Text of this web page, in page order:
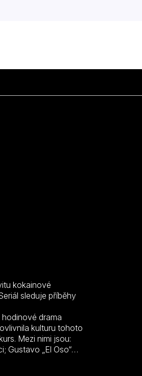
kokainové
sleduje příběhy
hodinové drama
kulturu tohoto
Mezi nimi jsou:
Gustavo „El Oso“
rodiny; Teddy